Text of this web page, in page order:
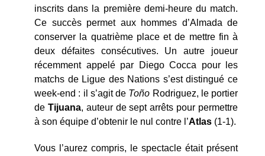
inscrits dans la première demi-heure du match.
Ce succès permet aux hommes d’Almada de
conserver la quatrième place et de mettre fin à
deux défaites consécutives. Un autre joueur
récemment appelé par Diego Cocca pour les
matchs de Ligue des Nations s’est distingué ce
week-end : il s’agit de Toño Rodriguez, le portier
de Tijuana, auteur de sept arrêts pour permettre
à son équipe d’obtenir le nul contre l’Atlas (1-1).
Vous l’aurez compris, le spectacle était présent